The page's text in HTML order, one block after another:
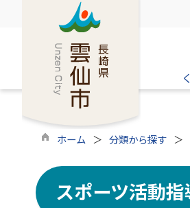
ホーム 分類から探す
スポーツ活動